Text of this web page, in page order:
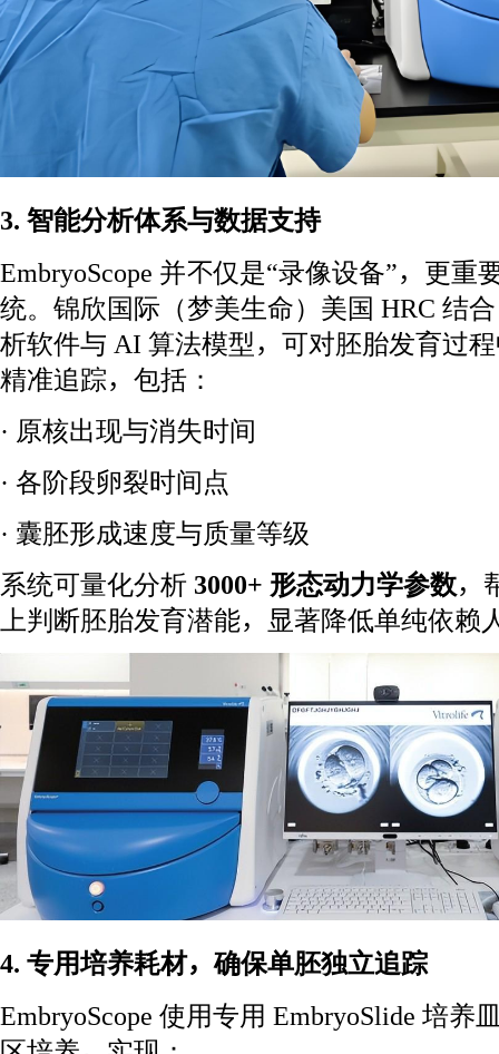
3. 智能分析体系与数据支持
EmbryoScope 并不仅是“录像设备”，更重
统。锦欣国际（梦美生命）美国 HRC 结
析软件与 AI 算法模型，可对胚胎发育过
精准追踪，包括：
· 原核出现与消失时间
· 各阶段卵裂时间点
· 囊胚形成速度与质量等级
系统可量化分析 3000+ 形态动力学参数，
上判断胚胎发育潜能，显著降低单纯依赖
4. 专用培养耗材，确保单胚独立追踪
EmbryoScope 使用专用 EmbryoSlide 培养